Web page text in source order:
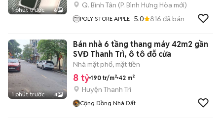
1 phút trước 6
Q. Bình Tân (P. Bình Hưng Hòa mới)
POLY STORE APPLE 5.0 816 đã bán
1 phút trước 4
Bán nhà 6 tầng thang máy 42m2 gần
SVĐ Thanh Trì, ô tô đỗ cửa
Nhà mặt phố, mặt tiền
8 tỷ 190 tr/m² 42 m²
Huyện Thanh Trì
Cộng Đồng Nhà Đất